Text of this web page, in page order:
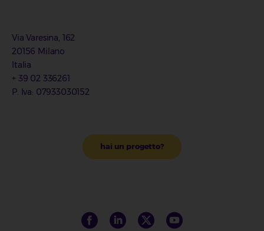
Via Varesina, 162
20156 Milano
Italia
+ 39 02 336261
P. Iva: 07933030152
hai un progetto?